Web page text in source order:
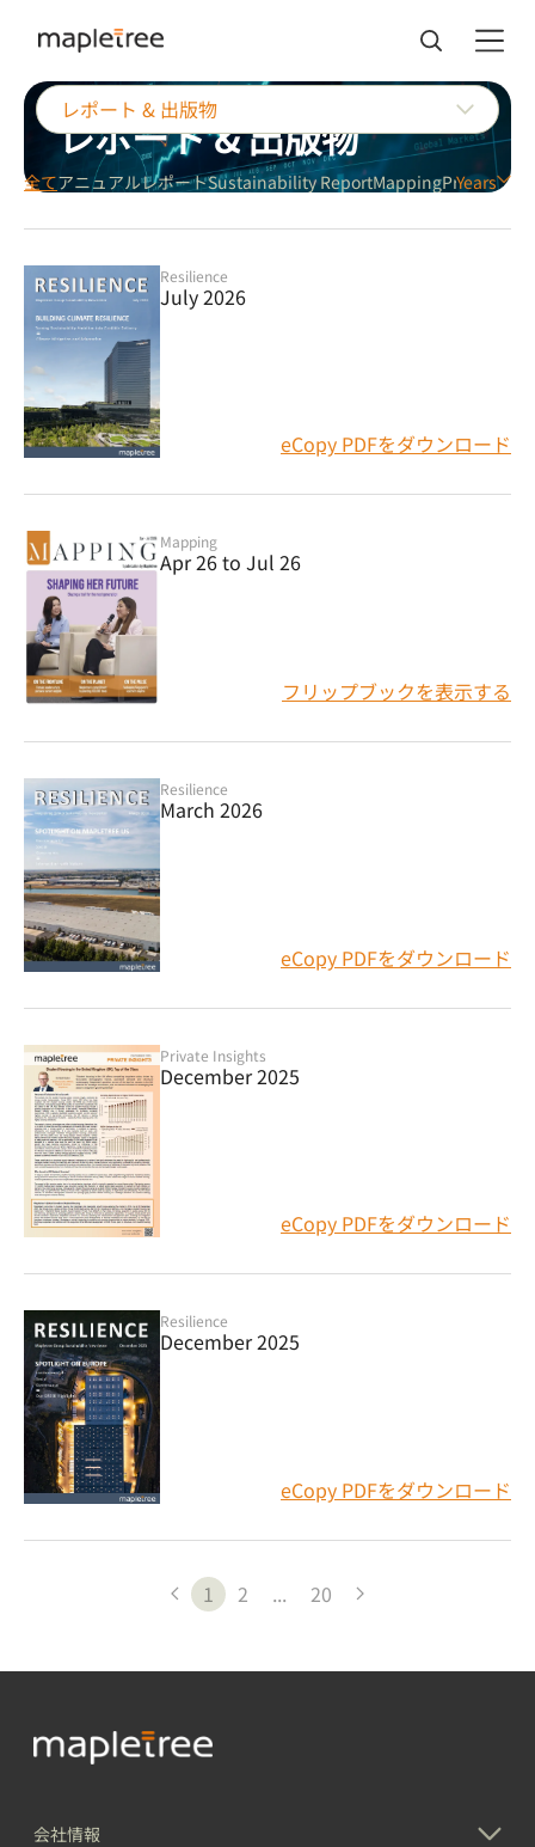
レポート & 出版物
レポート & 出版物
全てアニュアルレポートSustainability ReportMappingPrivate
Years
Resilience
July 2026
eCopy PDFをダウンロード
Mapping
Apr 26 to Jul 26
フリップブックを表示する
Resilience
March 2026
eCopy PDFをダウンロード
Private Insights
December 2025
eCopy PDFをダウンロード
Resilience
December 2025
eCopy PDFをダウンロード
1 2 ... 20
会社情報